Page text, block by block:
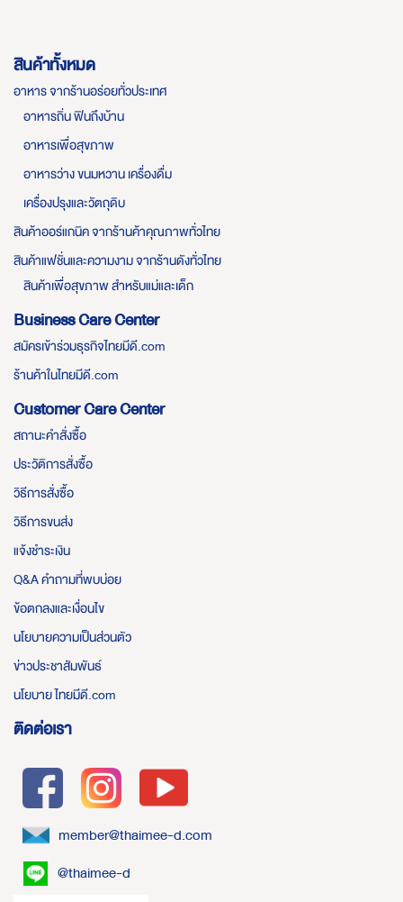
สินค้าทั้งหมด
อาหาร จากร้านอร่อยทั่วประเทศ
อาหารถิ่น ฟินถึงบ้าน
อาหารเพื่อสุขภาพ
อาหารว่าง ขนมหวาน เครื่องดื่ม
เครื่องปรุงและวัตถุดิบ
สินค้าออร์แกนิค จากร้านค้าคุณภาพทั่วไทย
สินค้าแฟชั่นและความงาม จากร้านดังทั่วไทย
สินค้าเพื่อสุขภาพ สำหรับแม่และเด็ก
Business Care Center
สมัครเข้าร่วมธุรกิจไทยมีดี.com
ร้านค้าในไทยมีดี.com
Customer Care Center
สถานะคำสั่งซื้อ
ประวัติการสั่งซื้อ
วิธีการสั่งซื้อ
วิธีการขนส่ง
แจ้งชำระเงิน
Q&A คำถามที่พบบ่อย
ข้อตกลงและเงื่อนไข
นโยบายความเป็นส่วนตัว
ข่าวประชาสัมพันธ์
นโยบาย ไทยมีดี.com
ติดต่อเรา
member@thaimee-d.com
@thaimee-d